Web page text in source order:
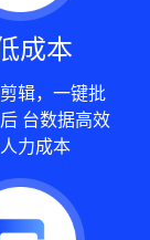
成本
辑，一键批
台数据高效
力成本